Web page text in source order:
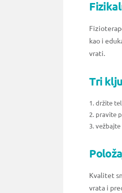
kao i
vrati.
Tri
držite
pravite
vežbajte
Kvalitet
vrata i